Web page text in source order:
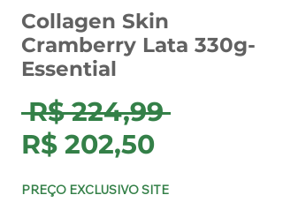
Collagen Skin
Cramberry Lata 330g-
Essential
R$ 224,99 Preço
R$ 202,50Preço
PREÇO EXCLUSIVO SITE